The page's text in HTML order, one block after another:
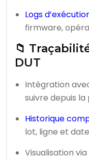
Logs
firmware,
📁
DUT
Intégration
suivre depuis
Historique
lot, ligne et date
Visualisation via